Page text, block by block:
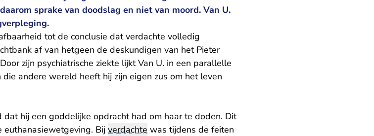
sprake van doodslag en niet van moord. Van U.
tot de conclusie dat verdachte volledig
af van hetgeen de deskundigen van het Pieter
zijn psychiatrische ziekte lijkt Van U. in een parallelle
andere wereld heeft hij zijn eigen zus om het leven
hij een goddelijke opdracht had om haar te doden. Dit
Bij verdachte was tijdens de feiten